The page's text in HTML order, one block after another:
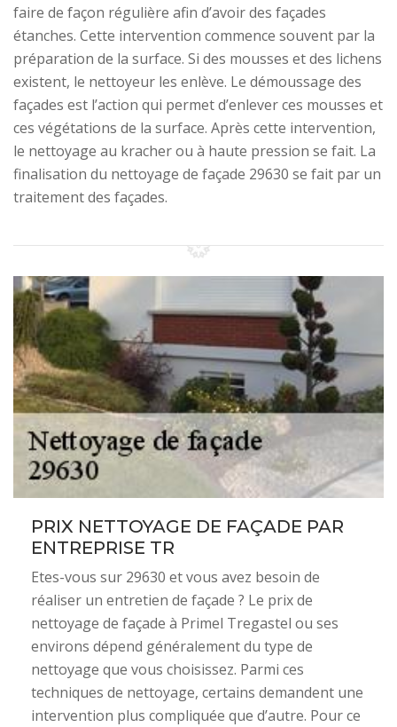
faire de façon régulière afin d’avoir des façades
étanches. Cette intervention commence souvent par la
préparation de la surface. Si des mousses et des lichens
existent, le nettoyeur les enlève. Le démoussage des
façades est l’action qui permet d’enlever ces mousses et
ces végétations de la surface. Après cette intervention,
le nettoyage au kracher ou à haute pression se fait. La
finalisation du nettoyage de façade 29630 se fait par un
traitement des façades.
PRIX NETTOYAGE DE FAÇADE PAR
ENTREPRISE TR
Etes-vous sur 29630 et vous avez besoin de
réaliser un entretien de façade ? Le prix de
nettoyage de façade à Primel Tregastel ou ses
environs dépend généralement du type de
nettoyage que vous choisissez. Parmi ces
techniques de nettoyage, certains demandent une
intervention plus compliquée que d’autre. Pour ce